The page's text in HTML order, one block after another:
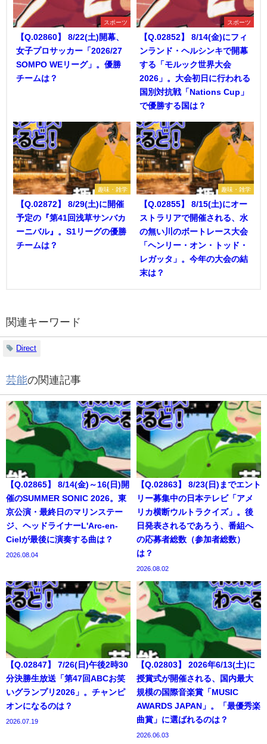
スポーツ
【Q.02860】 8/22(土)開幕、
女子プロサッカー「2026/27
SOMPO WEリーグ」。優勝
チームは？
スポーツ
【Q.02852】 8/14(金)にフィ
ンランド・ヘルシンキで開幕
する「モルック世界大会
2026」。大会初日に行われる
国別対抗戦「Nations Cup」
で優勝する国は？
趣味・雑学
【Q.02872】 8/29(土)に開催
予定の『第41回浅草サンバカ
ーニバル』。S1リーグの優勝
チームは？
趣味・雑学
【Q.02855】 8/15(土)にオー
ストラリアで開催される、水
の無い川のボートレース大会
「ヘンリー・オン・トッド・
レガッタ」。今年の大会の結
末は？
関連キーワード
Direct
芸能の関連記事
【Q.02865】 8/14(金)～16(日)開
催のSUMMER SONIC 2026。東
京公演・最終日のマリンステー
ジ、ヘッドライナーL'Arc-en-
Cielが最後に演奏する曲は？
2026.08.04
【Q.02863】 8/23(日)までエント
リー募集中の日本テレビ「アメ
リカ横断ウルトラクイズ」。後
日発表されるであろう、番組へ
の応募者総数（参加者総数）
は？
2026.08.02
【Q.02847】 7/26(日)午後2時30
分決勝生放送「第47回ABCお笑
いグランプリ2026」。チャンピ
オンになるのは？
2026.07.19
【Q.02803】 2026年6/13(土)に
授賞式が開催される、国内最大
規模の国際音楽賞「MUSIC
AWARDS JAPAN」。「最優秀楽
曲賞」に選ばれるのは？
2026.06.03